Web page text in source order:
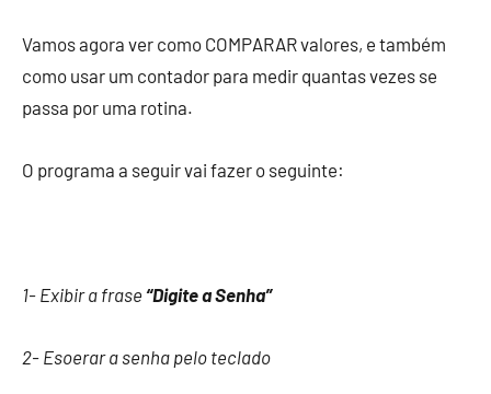
Vamos agora ver como COMPARAR valores, e também
como usar um contador para medir quantas vezes se
passa por uma rotina.
O programa a seguir vai fazer o seguinte:
1- Exibir a frase “Digite a Senha”
2- Esoerar a senha pelo teclado